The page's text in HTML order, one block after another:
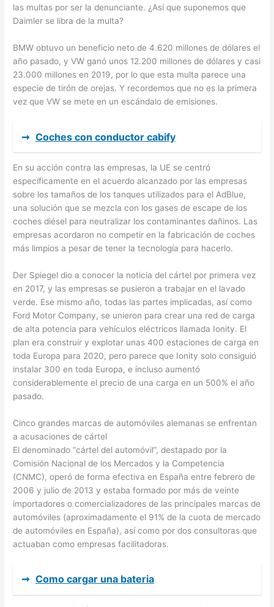
las multas por ser la denunciante. ¿Así que suponemos que
Daimler se libra de la multa?
BMW obtuvo un beneficio neto de 4.620 millones de dólares el
año pasado, y VW ganó unos 12.200 millones de dólares y casi
23.000 millones en 2019, por lo que esta multa parece una
especie de tirón de orejas. Y recordemos que no es la primera
vez que VW se mete en un escándalo de emisiones.
➞ Coches con conductor cabify
En su acción contra las empresas, la UE se centró
específicamente en el acuerdo alcanzado por las empresas
sobre los tamaños de los tanques utilizados para el AdBlue,
una solución que se mezcla con los gases de escape de los
coches diésel para neutralizar los contaminantes dañinos. Las
empresas acordaron no competir en la fabricación de coches
más limpios a pesar de tener la tecnología para hacerlo.
Der Spiegel dio a conocer la noticia del cártel por primera vez
en 2017, y las empresas se pusieron a trabajar en el lavado
verde. Ese mismo año, todas las partes implicadas, así como
Ford Motor Company, se unieron para crear una red de carga
de alta potencia para vehículos eléctricos llamada Ionity. El
plan era construir y explotar unas 400 estaciones de carga en
toda Europa para 2020, pero parece que Ionity solo consiguió
instalar 300 en toda Europa, e incluso aumentó
considerablemente el precio de una carga en un 500% el año
pasado.
Cinco grandes marcas de automóviles alemanas se enfrentan
a acusaciones de cártel
El denominado “cártel del automóvil”, destapado por la
Comisión Nacional de los Mercados y la Competencia
(CNMC), operó de forma efectiva en España entre febrero de
2006 y julio de 2013 y estaba formado por más de veinte
importadores o comercializadores de las principales marcas de
automóviles (aproximadamente el 91% de la cuota de mercado
de automóviles en España), así como por dos consultoras que
actuaban como empresas facilitadoras.
➞ Como cargar una bateria